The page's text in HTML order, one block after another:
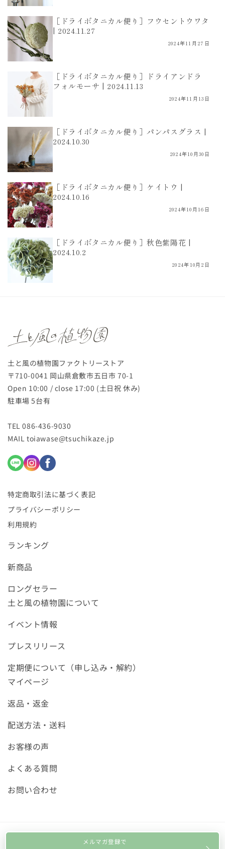
［ドライボタニカル便り］フウセントウワタ
| 2024.11.27
2024年11月27日
［ドライボタニカル便り］ドライアンドラ
フォルモーサ | 2024.11.13
2024年11月13日
［ドライボタニカル便り］パンパスグラス |
2024.10.30
2024年10月30日
［ドライボタニカル便り］ケイトウ |
2024.10.16
2024年10月16日
［ドライボタニカル便り］秋色紫陽花 |
2024.10.2
2024年10月2日
土と風の植物園ファクトリーストア
〒710-0041 岡山県倉敷市五日市 70-1
Open 10:00 / close 17:00 (土日祝 休み)
駐車場 5台有
TEL 086-436-9030
MAIL toiawase@tsuchikaze.jp
特定商取引法に基づく表記
プライバシーポリシー
利用規約
ランキング
新商品
ロングセラー
土と風の植物園について
イベント情報
プレスリリース
定期便について（申し込み・解約）
マイページ
返品・返金
配送方法・送料
お客様の声
よくある質問
お問い合わせ
メルマガ登録で